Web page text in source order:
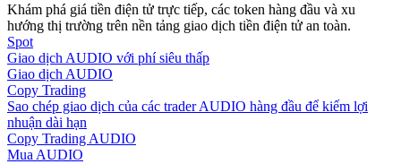
Hướng dẫn
Khám phá giá tiền điện tử trực tiếp, các token hàng đầu và xu
hướng thị trường trên nền tảng giao dịch tiền điện tử an toàn.
Spot
Giao dịch AUDIO với phí siêu thấp
Giao dịch AUDIO
Copy Trading
Sao chép giao dịch của các trader AUDIO hàng đầu để kiếm lợi
nhuận dài hạn
Copy Trading AUDIO
Mua AUDIO